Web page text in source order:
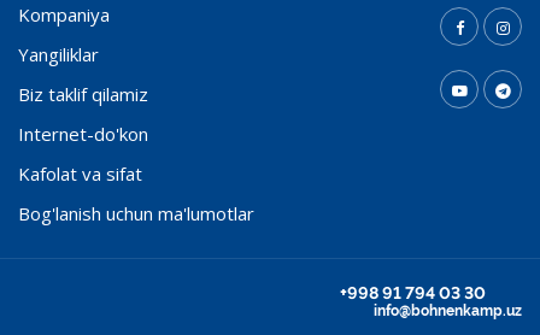
Kompaniya
Yangiliklar
Biz taklif qilamiz
Internet-do'kon
Kafolat va sifat
Bog'lanish uchun ma'lumotlar
+998 91 794 03 30
info@bohnenkamp.uz